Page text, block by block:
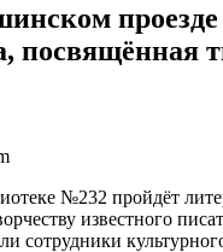
проезде
посвящённая
№232 пройдёт
известного
сотрудники